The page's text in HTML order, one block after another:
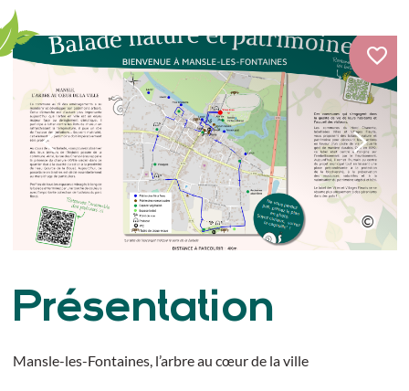
Présentation
Mansle-les-Fontaines, l’arbre au cœur de la ville